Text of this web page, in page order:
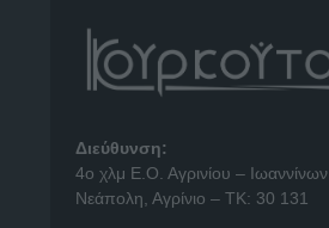
Διεύθυνση:
4o χλμ Ε.Ο. Αγρινίου – Ιωαννίνων
Νεάπολη, Αγρίνιο – ΤΚ: 30 131